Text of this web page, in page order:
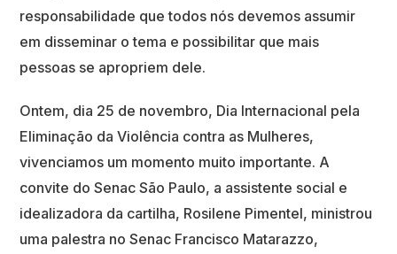
responsabilidade que todos nós devemos assumir
em disseminar o tema e possibilitar que mais
pessoas se apropriem dele.
Ontem, dia 25 de novembro, Dia Internacional pela
Eliminação da Violência contra as Mulheres,
vivenciamos um momento muito importante. A
convite do Senac São Paulo, a assistente social e
idealizadora da cartilha, Rosilene Pimentel, ministrou
uma palestra no Senac Francisco Matarazzo,